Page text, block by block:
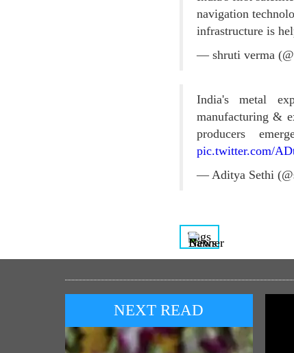
navigation
infrastructure is
— shruti verma
India's metal
manufacturing &
producers
pic.twitter.com/
— Aditya Sethi
Tags
NEXT READ